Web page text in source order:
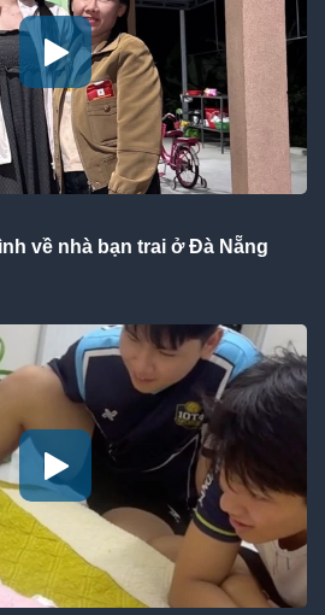
về nhà bạn trai ở Đà Nẵng